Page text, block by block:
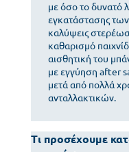
με όσο το δυνατό
εγκατάστασης
καλύψεις
καθαρισμό
αισθητική του
με εγγύηση after
μετά από πολλά
ανταλλακτικών.
Τι προσέχουμε